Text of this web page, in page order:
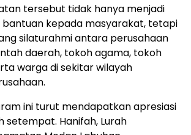
tersebut tidak hanya menjadi
kepada masyarakat, tetapi
silaturahmi antara perusahaan
daerah, tokoh agama, tokoh
warga di sekitar wilayah
ini turut mendapatkan apresiasi
setempat. Hanifah, Lurah